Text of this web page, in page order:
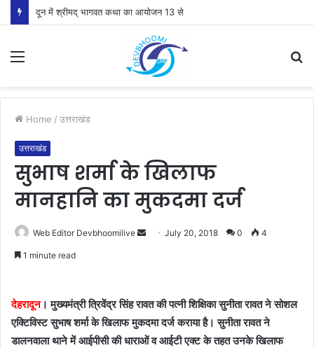
दून में श्रीमद् भागवत कथा का आयोजन 13 से
Menu
Home / उत्तराखंड
उत्तराखंड
सुभाष शर्मा के खिलाफ
मानहानि का मुकदमा दर्ज
Web Editor Devbhoomilive
SendJuly 20, 2018 0 4
1 minute read
देहरादून। मुख्यमंत्री त्रिवेंद्र सिंह रावत की पत्नी शिक्षिका सुनीता रावत ने सोशल
एक्टिविस्ट सुभाष शर्मा के खिलाफ मुकदमा दर्ज कराया है। सुनीता रावत ने
डालनवाला थाने में आईपीसी की धाराओं व आईटी एक्ट के तहत उनके खिलाफ